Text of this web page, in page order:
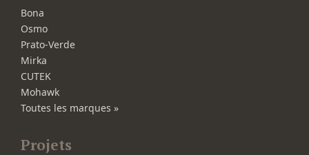
Bona
Osmo
Prato-Verde
Mirka
CUTEK
Mohawk
Toutes les marques »
Projets